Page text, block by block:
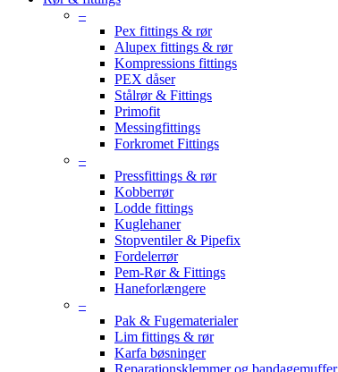
–
Pex fittings & rør
Alupex fittings & rør
Kompressions fittings
PEX dåser
Stålrør & Fittings
Primofit
Messingfittings
Forkromet Fittings
–
Pressfittings & rør
Kobberrør
Lodde fittings
Kuglehaner
Stopventiler & Pipefix
Fordelerrør
Pem-Rør & Fittings
Haneforlængere
–
Pak & Fugematerialer
Lim fittings & rør
Karfa bøsninger
Reparationsklemmer og bandagemuffer